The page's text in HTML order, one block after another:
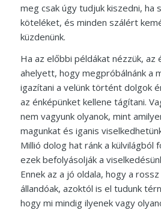
meg csak úgy tudjuk kiszedni, ha
köteléket, és minden szálért
küzdenünk.
Ha az előbbi példákat nézzük, az
ahelyett, hogy megpróbálnánk a
igazítani a velünk történt dolgok
az énképünket kellene tágítani.
nem vagyunk olyanok, mint
magunkat és iganis
Millió dolog hat ránk a külvilágból
ezek befolyásolják a
Ennek az a jó oldala, hogy a
állandóak, azoktól is el tudunk
hogy mi mindig ilyenek vagy